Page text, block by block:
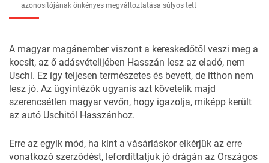
azonosítójának önkényes megváltoztatása súlyos tett
A magyar magánember viszont a kereskedőtől veszi meg a
kocsit, az ő adásvételijében Hasszán lesz az eladó, nem
Uschi. Ez így teljesen természetes és bevett, de itthon nem
lesz jó. Az ügyintézők ugyanis azt követelik majd
szerencsétlen magyar vevőn, hogy igazolja, miképp került
az autó Uschitól Hasszánhoz.
Erre az egyik mód, ha kint a vásárláskor elkérjük az erre
vonatkozó szerződést, lefordíttatjuk jó drágán az Országos